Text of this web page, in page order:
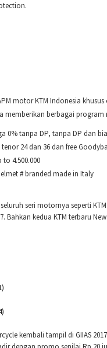
motor KTM Indonesia khusus
memberikan berbagai
0% tanpa DP, tanpa DP dan
tenor 24 dan 36 dan free
4.500.000
# branded made in Italy
seri motornya seperti KTM
Bahkan kedua KTM terbaru
kembali tampil di GIIAS